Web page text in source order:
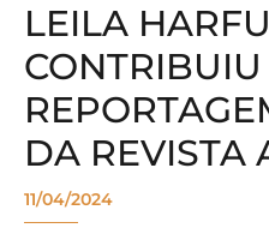
LEILA
DA REVISTA
11/04/2024